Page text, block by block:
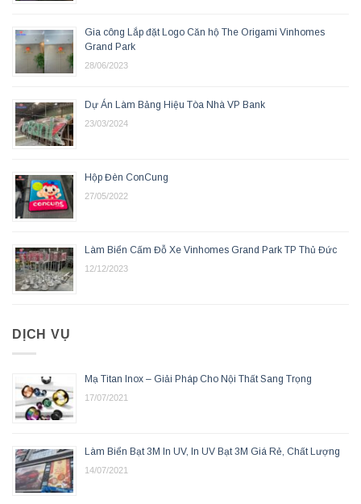
Gia công Lắp đặt Logo Căn hộ The Origami Vinhomes
Grand Park
28/06/2023
Dự Án Làm Bảng Hiệu Tòa Nhà VP Bank
23/03/2024
Hộp Đèn ConCung
27/05/2022
Làm Biển Cấm Đỗ Xe Vinhomes Grand Park TP Thủ Đức
12/12/2023
DỊCH VỤ
Mạ Titan Inox – Giải Pháp Cho Nội Thất Sang Trọng
17/07/2021
Làm Biển Bạt 3M In UV, In UV Bạt 3M Giá Rẻ, Chất Lượng
14/07/2021